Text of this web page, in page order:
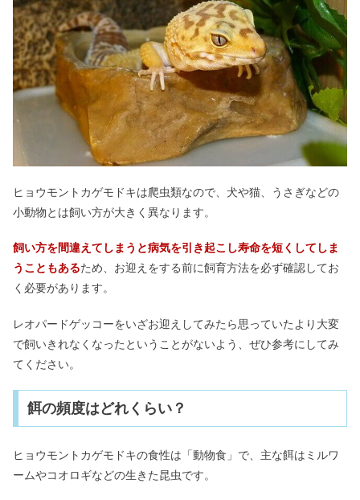
ヒョウモントカゲモドキは爬虫類なので、犬や猫、うさぎなどの
小動物とは飼い方が大きく異なります。
飼い方を間違えてしまうと病気を引き起こし寿命を短くしてしま
うこともあるため、お迎えをする前に飼育方法を必ず確認してお
く必要があります。
レオパードゲッコーをいざお迎えしてみたら思っていたより大変
で飼いきれなくなったということがないよう、ぜひ参考にしてみ
てください。
餌の頻度はどれくらい？
ヒョウモントカゲモドキの食性は「動物食」で、主な餌はミルワ
ームやコオロギなどの生きた昆虫です。